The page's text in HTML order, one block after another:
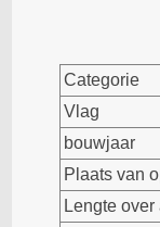
Categorie
Vlag
bouwjaar
Plaats van
Lengte